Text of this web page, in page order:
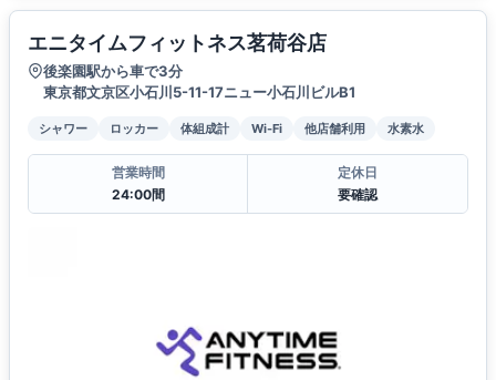
エニタイムフィットネス茗荷谷店
後楽園駅から車で3分
東京都文京区小石川5-11-17ニュー小石川ビルB1
シャワー ロッカー 体組成計 Wi-Fi 他店舗利用 水素水
営業時間
24:00間
定休日
要確認